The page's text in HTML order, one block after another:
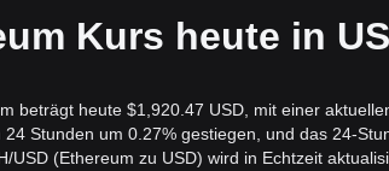
Kurs heute in
beträgt heute $1,920.47 USD, mit einer
Stunden um 0.27% gestiegen, und das 24-
USD (Ethereum zu USD) wird in Echtzeit